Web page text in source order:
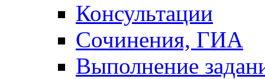
Консультации
Сочинения, ГИА
Выполнение